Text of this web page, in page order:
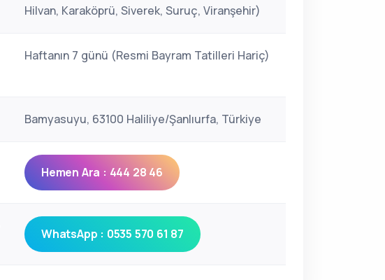
Hilvan, Karaköprü, Siverek, Suruç, Viranşehir)
Haftanın 7 günü (Resmi Bayram Tatilleri Hariç)
Bamyasuyu, 63100 Haliliye/Şanlıurfa, Türkiye
Hemen Ara : 444 28 46
WhatsApp : 0535 570 61 87